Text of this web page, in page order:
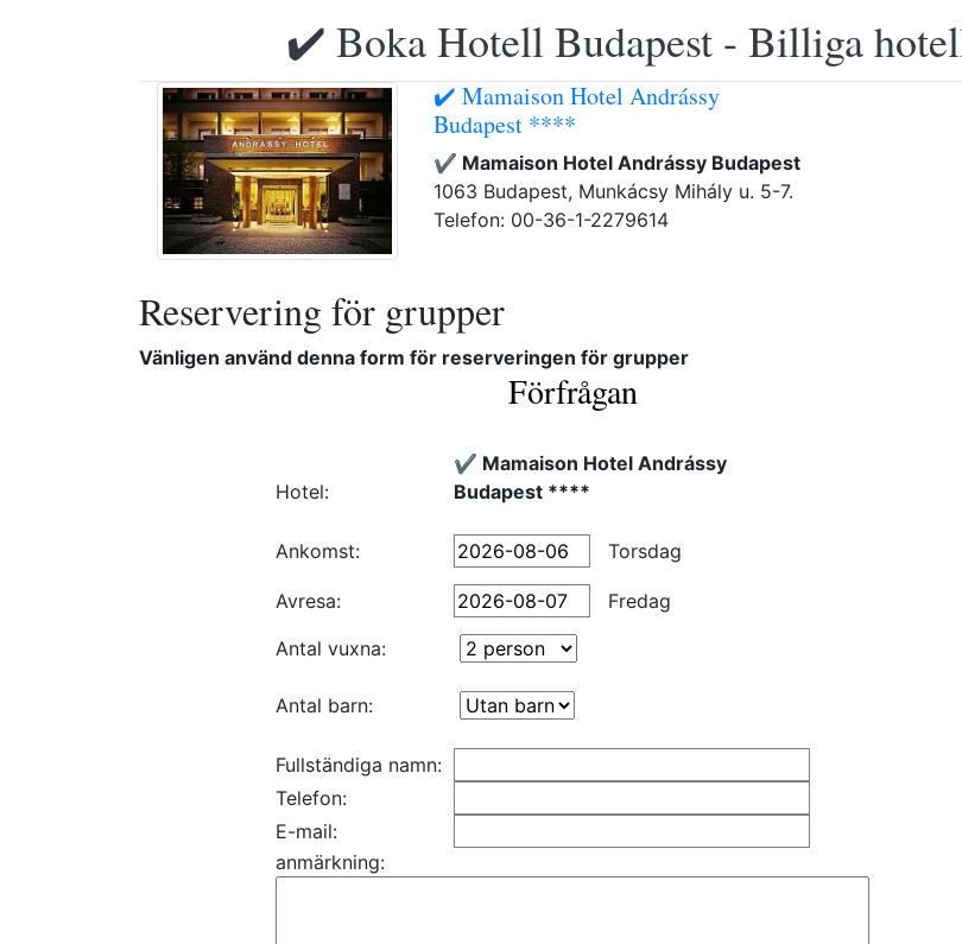
✔️ Boka Hotell Budapest - Billiga
✔️ Mamaison Hotel Andrássy
Budapest ****
✔️ Mamaison Hotel Andrássy Budapest
1063 Budapest, Munkácsy Mihály u. 5-7.
Telefon: 00-36-1-2279614
Reservering för grupper
Vänligen använd denna form för reserveringen för grupper
Förfrågan
Hotel:
✔️ Mamaison Hotel Andrássy
Budapest ****
Ankomst: Torsdag
Avresa:
Fredag
Antal vuxna:
Antal barn:
Fullständiga namn:
Telefon:
E-mail:
anmärkning: